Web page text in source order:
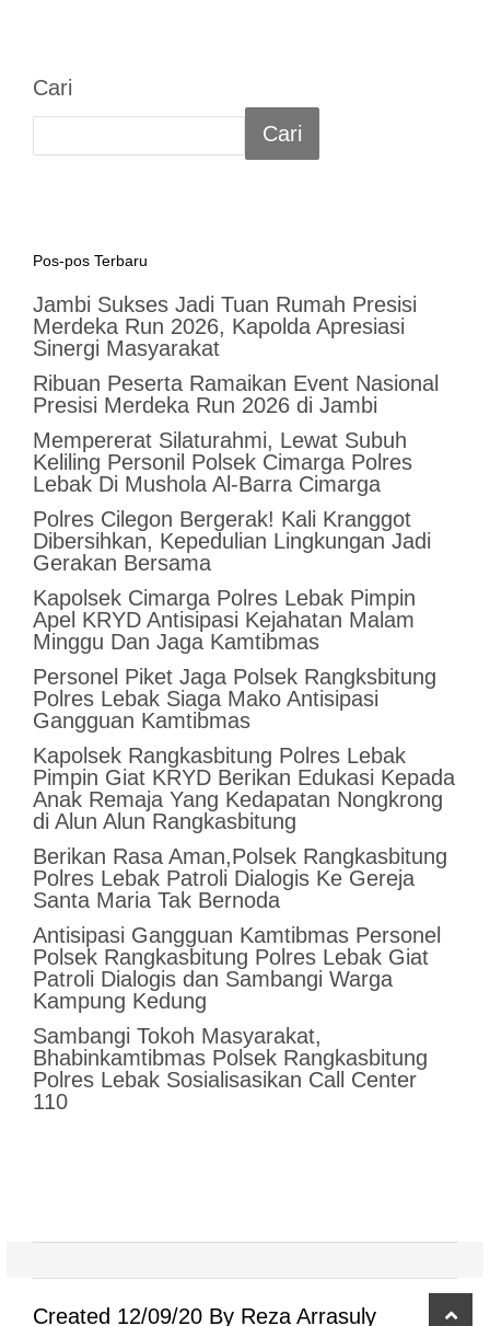
Cari
Cari
Pos-pos Terbaru
Jambi Sukses Jadi Tuan Rumah Presisi
Merdeka Run 2026, Kapolda Apresiasi
Sinergi Masyarakat
Ribuan Peserta Ramaikan Event Nasional
Presisi Merdeka Run 2026 di Jambi
Mempererat Silaturahmi, Lewat Subuh
Keliling Personil Polsek Cimarga Polres
Lebak Di Mushola Al-Barra Cimarga
Polres Cilegon Bergerak! Kali Kranggot
Dibersihkan, Kepedulian Lingkungan Jadi
Gerakan Bersama
Kapolsek Cimarga Polres Lebak Pimpin
Apel KRYD Antisipasi Kejahatan Malam
Minggu Dan Jaga Kamtibmas
Personel Piket Jaga Polsek Rangksbitung
Polres Lebak Siaga Mako Antisipasi
Gangguan Kamtibmas
Kapolsek Rangkasbitung Polres Lebak
Pimpin Giat KRYD Berikan Edukasi Kepada
Anak Remaja Yang Kedapatan Nongkrong
di Alun Alun Rangkasbitung
Berikan Rasa Aman,Polsek Rangkasbitung
Polres Lebak Patroli Dialogis Ke Gereja
Santa Maria Tak Bernoda
Antisipasi Gangguan Kamtibmas Personel
Polsek Rangkasbitung Polres Lebak Giat
Patroli Dialogis dan Sambangi Warga
Kampung Kedung
Sambangi Tokoh Masyarakat,
Bhabinkamtibmas Polsek Rangkasbitung
Polres Lebak Sosialisasikan Call Center
110
Created 12/09/20 By Reza Arrasuly